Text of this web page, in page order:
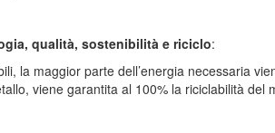
qualità, sostenibilità e riciclo:
la maggior parte dell’energia necessaria
viene garantita al 100% la riciclabilità del